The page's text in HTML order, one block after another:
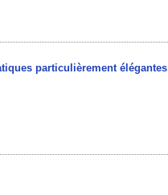
particulièrement élégantes